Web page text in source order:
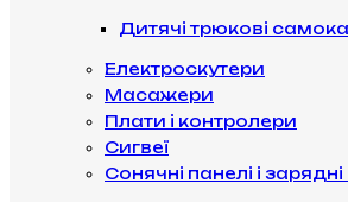
Дитячі трюкові
Електроскутери
Масажери
Плати і контролери
Сигвеї
Сонячні панелі і зарядні